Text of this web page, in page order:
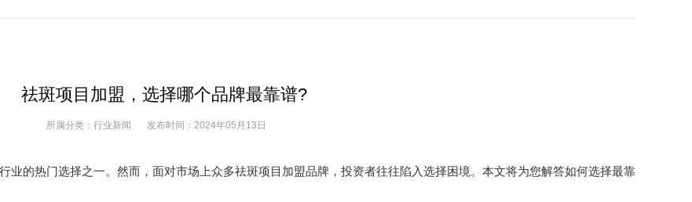
祛斑项目加盟，选择哪个品牌最靠谱?
所属分类： 行业新闻 发布时间： 2024年05月13日
的热门选择之一。然而，面对市场上众多祛斑项目加盟品牌，投资者往往陷入选择困境。本文将为您解答如何选择最靠